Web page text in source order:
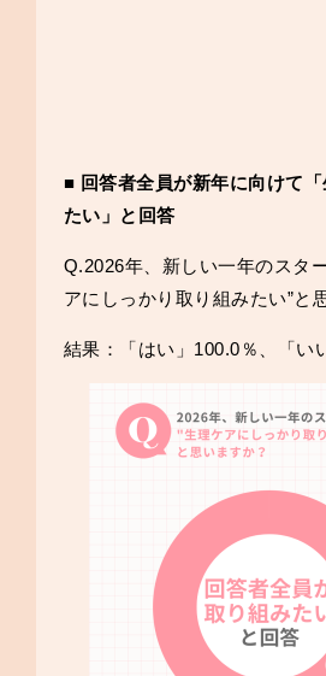
■ 回答者全員が新年に向けて
たい」と回答
Q.2026年、新しい一年のスタ
アにしっかり取り組みたい”と
結果：「はい」100.0％、「い